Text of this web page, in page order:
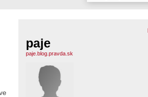
paje
paje.blog.pravda.sk